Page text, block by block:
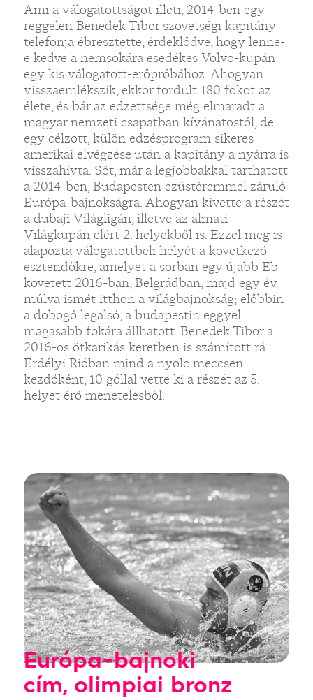
Ami a válogatottságot illeti, 2014-ben egy
reggelen Benedek Tibor szövetségi kapitány
telefonja ébresztette, érdeklődve, hogy lenne-
e kedve a nemsokára esedékes Volvo-kupán
egy kis válogatott-erőpróbához. Ahogyan
visszaemlékszik, ekkor fordult 180 fokot az
élete, és bár az edzettsége még elmaradt a
magyar nemzeti csapatban kívánatostól, de
egy célzott, külön edzésprogram sikeres
amerikai elvégzése után a kapitány a nyárra is
visszahívta. Sőt, már a legjobbakkal tarthatott
a 2014-ben, Budapesten ezüstéremmel záruló
Európa-bajnokságra. Ahogyan kivette a részét
a dubaji Világligán, illetve az almati
Világkupán elért 2. helyekből is. Ezzel meg is
alapozta válogatottbeli helyét a következő
esztendőkre, amelyet a sorban egy újabb Eb
követett 2016-ban, Belgrádban, majd egy év
múlva ismét itthon a világbajnokság; előbbin
a dobogó legalsó, a budapestin eggyel
magasabb fokára állhatott. Benedek Tibor a
2016-os ötkarikás keretben is számított rá.
Erdélyi Rióban mind a nyolc meccsen
kezdőként, 10 góllal vette ki a részét az 5.
helyet érő menetelésből.
Európa-bajnoki
cím, olimpiai bronz